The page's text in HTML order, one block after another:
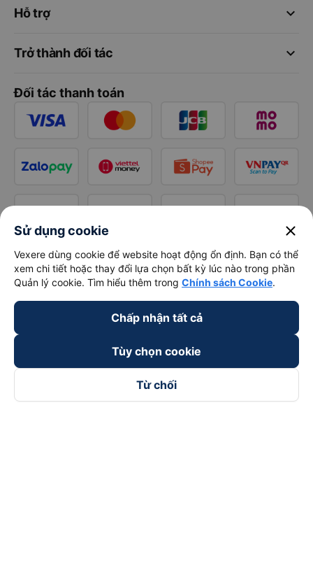
keyboard_arrow_down
Hỗ trợ
keyboard_arrow_down
Trở thành đối tác
Đối tác thanh toán
Sử dụng cookie close
Vexere dùng cookie để website hoạt động ổn định. Bạn có thể
xem chi tiết hoặc thay đổi lựa chọn bất kỳ lúc nào trong phần
Quản lý cookie. Tìm hiểu thêm trong Chính sách Cookie.
Chấp nhận tất cả
Tùy chọn cookie
Từ chối